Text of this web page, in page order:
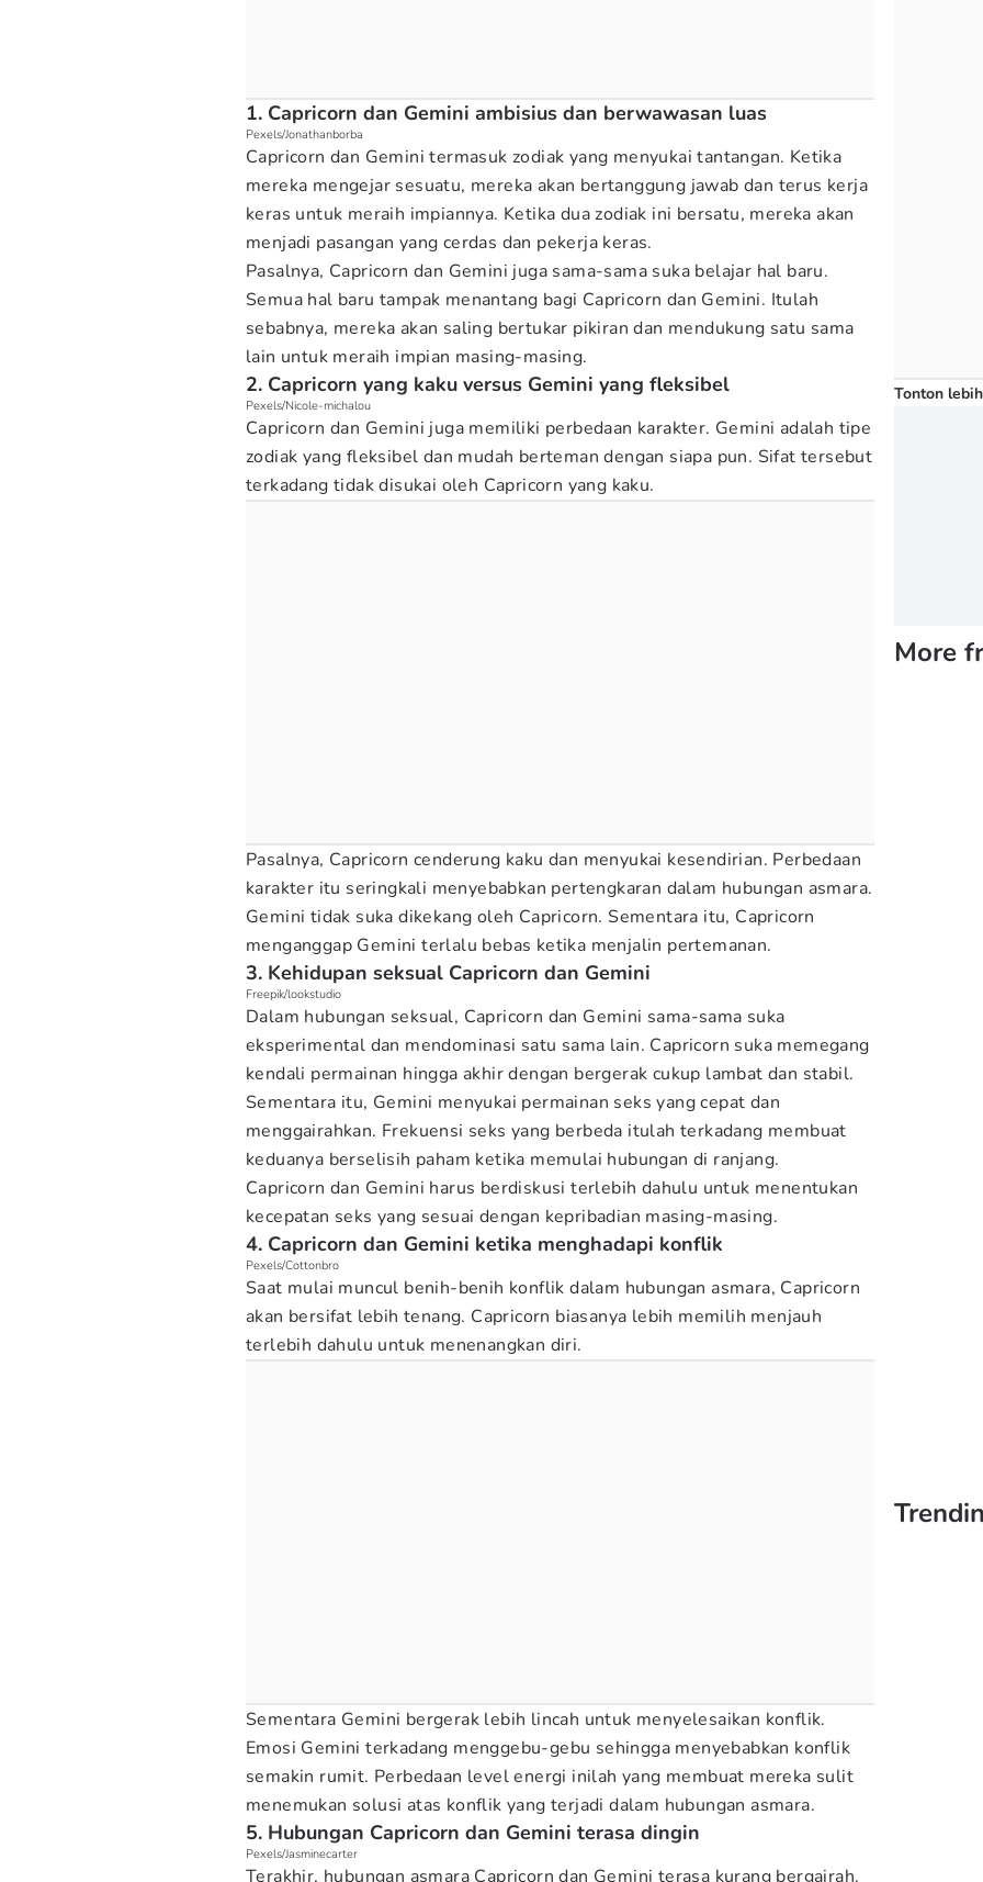
1. Capricorn dan Gemini ambisius dan berwawasan luas
Pexels/Jonathanborba
Capricorn dan Gemini termasuk zodiak yang menyukai tantangan. Ketika
mereka mengejar sesuatu, mereka akan bertanggung jawab dan terus kerja
keras untuk meraih impiannya. Ketika dua zodiak ini bersatu, mereka akan
menjadi pasangan yang cerdas dan pekerja keras.
Pasalnya, Capricorn dan Gemini juga sama-sama suka belajar hal baru.
Semua hal baru tampak menantang bagi Capricorn dan Gemini. Itulah
sebabnya, mereka akan saling bertukar pikiran dan mendukung satu sama
lain untuk meraih impian masing-masing.
2. Capricorn yang kaku versus Gemini yang fleksibel
Pexels/Nicole-michalou
Capricorn dan Gemini juga memiliki perbedaan karakter. Gemini adalah tipe
zodiak yang fleksibel dan mudah berteman dengan siapa pun. Sifat tersebut
terkadang tidak disukai oleh Capricorn yang kaku.
Pasalnya, Capricorn cenderung kaku dan menyukai kesendirian. Perbedaan
karakter itu seringkali menyebabkan pertengkaran dalam hubungan asmara.
Gemini tidak suka dikekang oleh Capricorn. Sementara itu, Capricorn
menganggap Gemini terlalu bebas ketika menjalin pertemanan.
3. Kehidupan seksual Capricorn dan Gemini
Freepik/lookstudio
Dalam hubungan seksual, Capricorn dan Gemini sama-sama suka
eksperimental dan mendominasi satu sama lain. Capricorn suka memegang
kendali permainan hingga akhir dengan bergerak cukup lambat dan stabil.
Sementara itu, Gemini menyukai permainan seks yang cepat dan
menggairahkan. Frekuensi seks yang berbeda itulah terkadang membuat
keduanya berselisih paham ketika memulai hubungan di ranjang.
Capricorn dan Gemini harus berdiskusi terlebih dahulu untuk menentukan
kecepatan seks yang sesuai dengan kepribadian masing-masing.
4. Capricorn dan Gemini ketika menghadapi konflik
Pexels/Cottonbro
Saat mulai muncul benih-benih konflik dalam hubungan asmara, Capricorn
akan bersifat lebih tenang. Capricorn biasanya lebih memilih menjauh
terlebih dahulu untuk menenangkan diri.
Sementara Gemini bergerak lebih lincah untuk menyelesaikan konflik.
Emosi Gemini terkadang menggebu-gebu sehingga menyebabkan konflik
semakin rumit. Perbedaan level energi inilah yang membuat mereka sulit
menemukan solusi atas konflik yang terjadi dalam hubungan asmara.
5. Hubungan Capricorn dan Gemini terasa dingin
Pexels/Jasminecarter
Terakhir, hubungan asmara Capricorn dan Gemini terasa kurang bergairah.
Tonton
More